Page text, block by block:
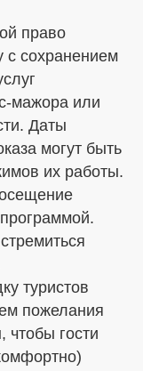
право
с сохранением
мажора или
Даты
могут быть
их работы.
туристов
пожелания
чтобы гости